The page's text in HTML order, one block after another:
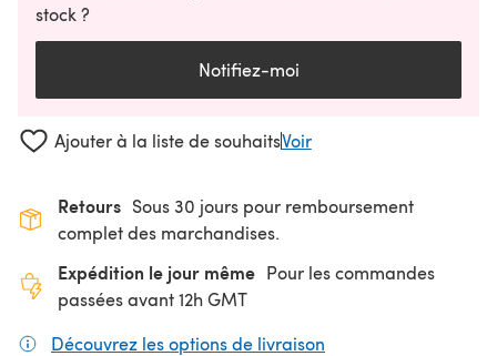
stock ?
Notifiez-moi
Ajouter à la liste de souhaitsVoir
Retours Sous 30 jours pour remboursement
complet des marchandises.
Expédition le jour même Pour les commandes
passées avant 12h GMT
Découvrez les options de livraison